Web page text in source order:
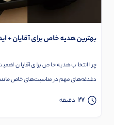
بهترین هدیه خاص برای آقایان +
چرا انتخاب هدیه خاص برای آقایان
دغدغه‌های مهم در مناسبت‌های خاص مانند
27 دقیقه